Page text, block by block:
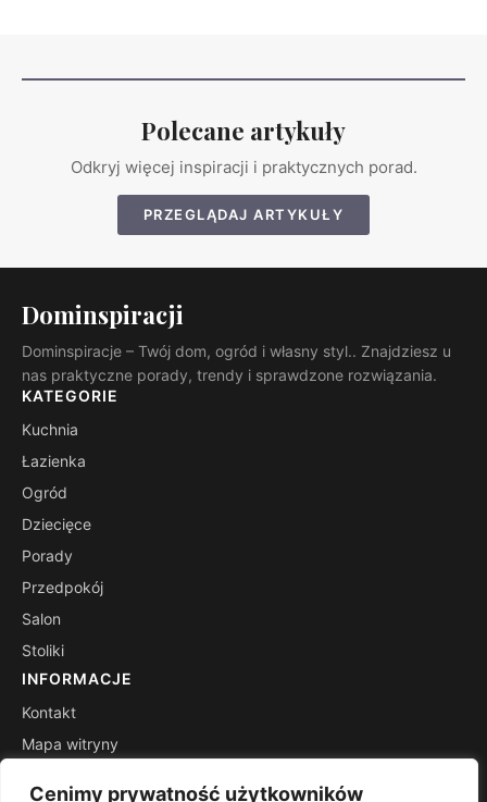
Cenimy prywatność użytkowników
Polecane artykuły
Odkryj więcej inspiracji i praktycznych porad.
PRZEGLĄDAJ ARTYKUŁY
Dominspiracji
Dominspiracje – Twój dom, ogród i własny styl.. Znajdziesz u
nas praktyczne porady, trendy i sprawdzone rozwiązania.
KATEGORIE
Kuchnia
Łazienka
Ogród
Dziecięce
Porady
Przedpokój
Salon
Stoliki
INFORMACJE
Kontakt
Mapa witryny